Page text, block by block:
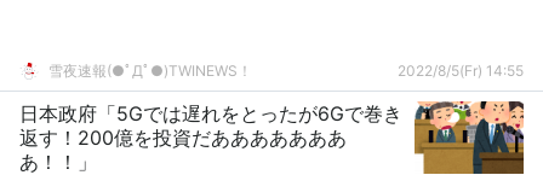
雪夜速報(●ﾟДﾟ●)TWINEWS！ 2022/8/5(Fr) 14:55
日本政府「5Gでは遅れをとったが6Gで巻き
返す！200億を投資だあああああああ
あ！！」